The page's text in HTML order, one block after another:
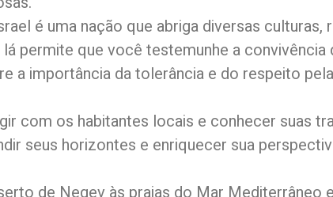
é uma nação que abriga diversas culturas,
permite que você testemunhe a convivência
a importância da tolerância e do respeito pela
com os habitantes locais e conhecer suas
seus horizontes e enriquecer sua